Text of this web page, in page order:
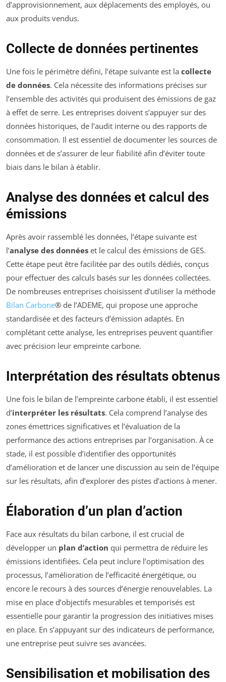
d’approvisionnement, aux déplacements des employés, ou
aux produits vendus.
Collecte de données pertinentes
Une fois le périmètre défini, l’étape suivante est la collecte
de données. Cela nécessite des informations précises sur
l’ensemble des activités qui produisent des émissions de gaz
à effet de serre. Les entreprises doivent s’appuyer sur des
données historiques, de l’audit interne ou des rapports de
consommation. Il est essentiel de documenter les sources de
données et de s’assurer de leur fiabilité afin d’éviter toute
biais dans le bilan à établir.
Analyse des données et calcul des
émissions
Après avoir rassemblé les données, l’étape suivante est
l’analyse des données et le calcul des émissions de GES.
Cette étape peut être facilitée par des outils dédiés, conçus
pour effectuer des calculs basés sur les données collectées.
De nombreuses entreprises choisissent d’utiliser la méthode
Bilan Carbone® de l’ADEME, qui propose une approche
standardisée et des facteurs d’émission adaptés. En
complétant cette analyse, les entreprises peuvent quantifier
avec précision leur empreinte carbone.
Interprétation des résultats obtenus
Une fois le bilan de l’empreinte carbone établi, il est essentiel
d’interpréter les résultats. Cela comprend l’analyse des
zones émettrices significatives et l’évaluation de la
performance des actions entreprises par l’organisation. À ce
stade, il est possible d’identifier des opportunités
d’amélioration et de lancer une discussion au sein de l’équipe
sur les résultats, afin d’explorer des pistes d’actions à mener.
Élaboration d’un plan d’action
Face aux résultats du bilan carbone, il est crucial de
développer un plan d’action qui permettra de réduire les
émissions identifiées. Cela peut inclure l’optimisation des
processus, l’amélioration de l’efficacité énergétique, ou
encore le recours à des sources d’énergie renouvelables. La
mise en place d’objectifs mesurables et temporisés est
essentielle pour garantir la progression des initiatives mises
en place. En s’appuyant sur des indicateurs de performance,
une entreprise peut suivre ses avancées.
Sensibilisation et mobilisation des